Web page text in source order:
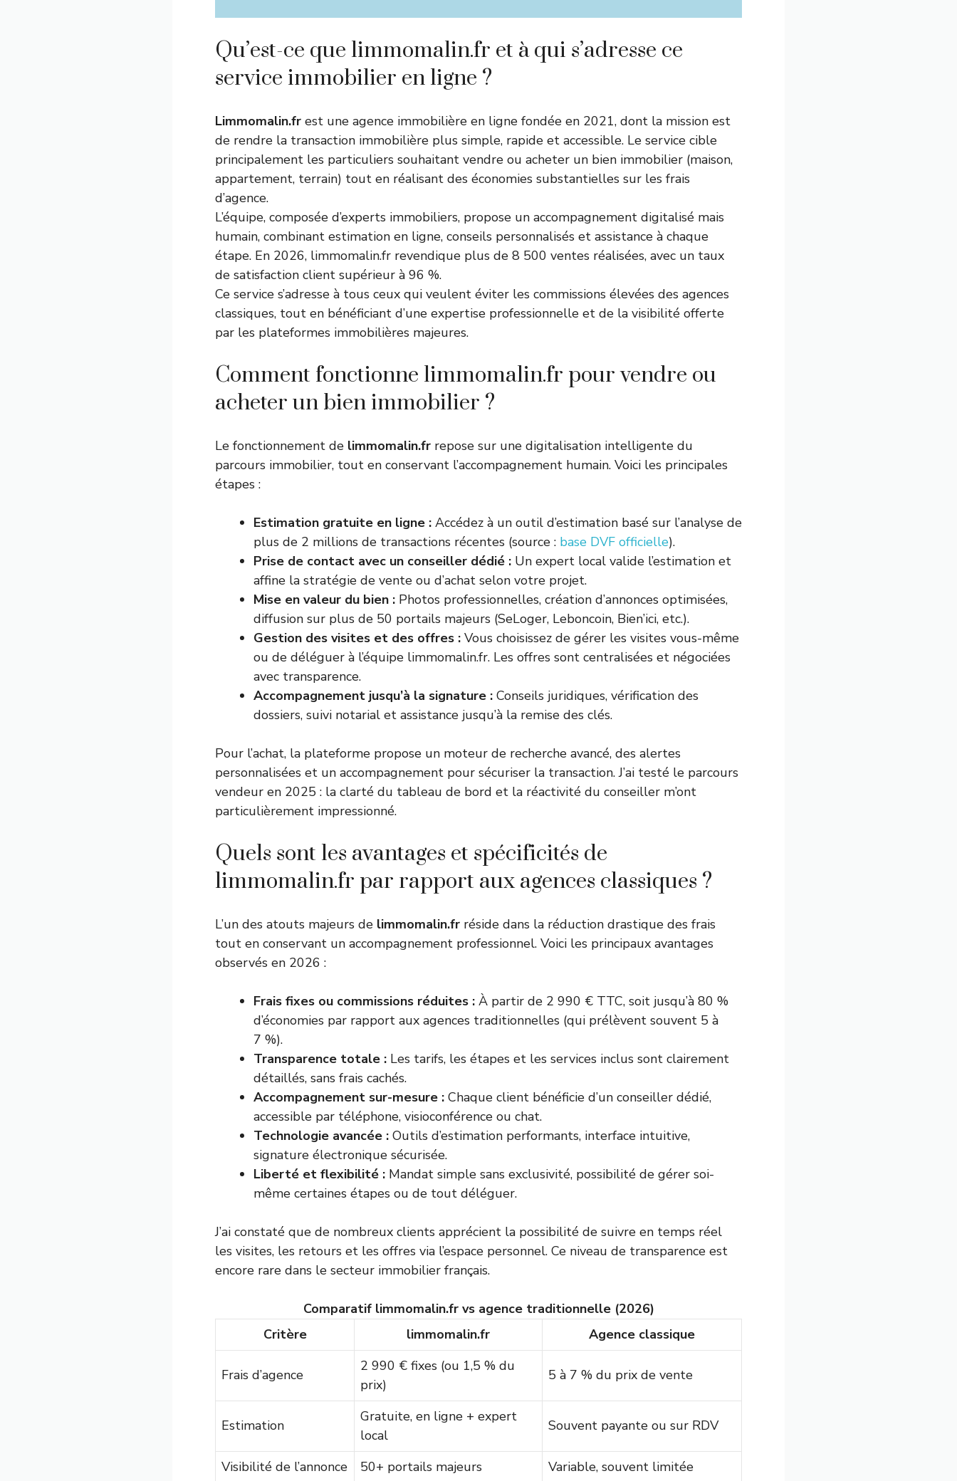
Qu’est-ce que limmomalin.fr et à qui s’adresse ce
service immobilier en ligne ?
Limmomalin.fr est une agence immobilière en ligne fondée en 2021, dont la mission est
de rendre la transaction immobilière plus simple, rapide et accessible. Le service cible
principalement les particuliers souhaitant vendre ou acheter un bien immobilier (maison,
appartement, terrain) tout en réalisant des économies substantielles sur les frais
d’agence.
L’équipe, composée d’experts immobiliers, propose un accompagnement digitalisé mais
humain, combinant estimation en ligne, conseils personnalisés et assistance à chaque
étape. En 2026, limmomalin.fr revendique plus de 8 500 ventes réalisées, avec un taux
de satisfaction client supérieur à 96 %.
Ce service s’adresse à tous ceux qui veulent éviter les commissions élevées des agences
classiques, tout en bénéficiant d’une expertise professionnelle et de la visibilité offerte
par les plateformes immobilières majeures.
Comment fonctionne limmomalin.fr pour vendre ou
acheter un bien immobilier ?
Le fonctionnement de limmomalin.fr repose sur une digitalisation intelligente du
parcours immobilier, tout en conservant l’accompagnement humain. Voici les principales
étapes :
Estimation gratuite en ligne : Accédez à un outil d’estimation basé sur l’analyse de
plus de 2 millions de transactions récentes (source : base DVF officielle).
Prise de contact avec un conseiller dédié : Un expert local valide l’estimation et
affine la stratégie de vente ou d’achat selon votre projet.
Mise en valeur du bien : Photos professionnelles, création d’annonces optimisées,
diffusion sur plus de 50 portails majeurs (SeLoger, Leboncoin, Bien’ici, etc.).
Gestion des visites et des offres : Vous choisissez de gérer les visites vous-même
ou de déléguer à l’équipe limmomalin.fr. Les offres sont centralisées et négociées
avec transparence.
Accompagnement jusqu’à la signature : Conseils juridiques, vérification des
dossiers, suivi notarial et assistance jusqu’à la remise des clés.
Pour l’achat, la plateforme propose un moteur de recherche avancé, des alertes
personnalisées et un accompagnement pour sécuriser la transaction. J’ai testé le parcours
vendeur en 2025 : la clarté du tableau de bord et la réactivité du conseiller m’ont
particulièrement impressionné.
Quels sont les avantages et spécificités de
limmomalin.fr par rapport aux agences classiques ?
L’un des atouts majeurs de limmomalin.fr réside dans la réduction drastique des frais
tout en conservant un accompagnement professionnel. Voici les principaux avantages
observés en 2026 :
Frais fixes ou commissions réduites : À partir de 2 990 € TTC, soit jusqu’à 80 %
d’économies par rapport aux agences traditionnelles (qui prélèvent souvent 5 à
7 %).
Transparence totale : Les tarifs, les étapes et les services inclus sont clairement
détaillés, sans frais cachés.
Accompagnement sur-mesure : Chaque client bénéficie d’un conseiller dédié,
accessible par téléphone, visioconférence ou chat.
Technologie avancée : Outils d’estimation performants, interface intuitive,
signature électronique sécurisée.
Liberté et flexibilité : Mandat simple sans exclusivité, possibilité de gérer soi-
même certaines étapes ou de tout déléguer.
J’ai constaté que de nombreux clients apprécient la possibilité de suivre en temps réel
les visites, les retours et les offres via l’espace personnel. Ce niveau de transparence est
encore rare dans le secteur immobilier français.
Comparatif limmomalin.fr vs agence traditionnelle (2026)
Critère
limmomalin.fr Agence classique
Frais d’agence
2 990 € fixes (ou 1,5 % du
prix)
5 à 7 % du prix de vente
Estimation
Gratuite, en ligne + expert
local
Souvent payante ou sur RDV
Visibilité de l’annonce 50+ portails majeurs Variable, souvent limitée